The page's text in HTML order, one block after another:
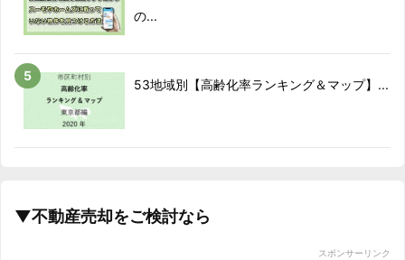
2019/01
2019/02
2019/03
の...
53地域別【高齢化率ランキング＆マップ】...
▼不動産売却をご検討なら
スポンサーリンク